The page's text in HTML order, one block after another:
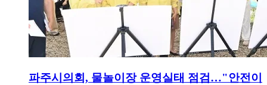
파주시의회, 물놀이장 운영실태 점검…"안전이